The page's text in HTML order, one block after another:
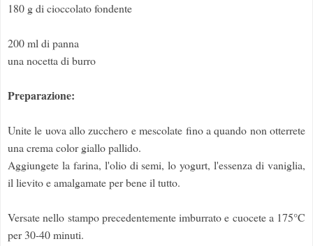
180 g di cioccolato fondente
200 ml di panna
una nocetta di burro
Preparazione:
Unite le uova allo zucchero e mescolate fino a quando non otterrete
una crema color giallo pallido.
Aggiungete la farina, l'olio di semi, lo yogurt, l'essenza di vaniglia,
il lievito e amalgamate per bene il tutto.
Versate nello stampo precedentemente imburrato e cuocete a 175°C
per 30-40 minuti.